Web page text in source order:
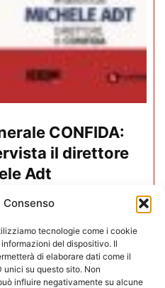
tecnologie come i cookie
del dispositivo. Il
di elaborare dati come il
su questo sito. Non
influire negativamente su alcune
CONFIDA:
il direttore
Adt
2026